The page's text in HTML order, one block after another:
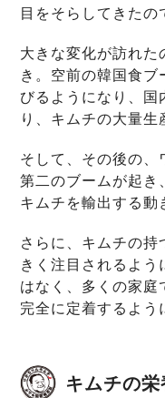
目をそらしてきたの
大きな変化が訪れた
き。空前の韓国食ブ
びるようになり、国
り、キムチの大量生
そして、その後の、
第二のブームが起き
キムチを輸出する動
さらに、キムチの持
きく注目されるよ
はなく、多くの家庭
完全に定着するよう
キムチの栄